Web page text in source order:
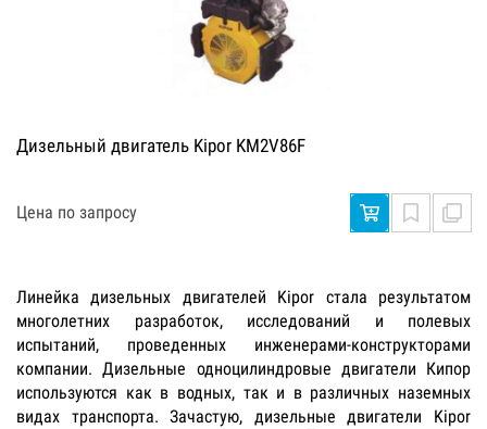
Дизельный двигатель Kipor KM2V86F
Цена по запросу
Линейка дизельных двигателей Kipor стала результатом
многолетних разработок, исследований и полевых
испытаний, проведенных инженерами-конструкторами
компании. Дизельные одноцилиндровые двигатели Кипор
используются как в водных, так и в различных наземных
видах транспорта. Зачастую, дизельные двигатели Kipor